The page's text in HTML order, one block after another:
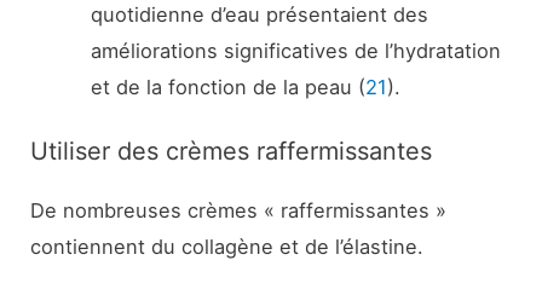
quotidienne d’eau présentaient des
améliorations significatives de l’hydratation
et de la fonction de la peau (21).
Utiliser des crèmes raffermissantes
De nombreuses crèmes « raffermissantes »
contiennent du collagène et de l’élastine.